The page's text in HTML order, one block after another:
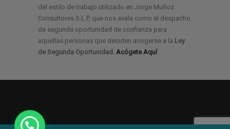
del estilo de trabajo utilizado en Jorge Muñoz
Consultores S.L.P, que nos avala como el despacho
de segunda oportunidad de confianza para
aquellas personas que deciden acogerse a la Ley
de Segunda Oportunidad. Acógete Aquí